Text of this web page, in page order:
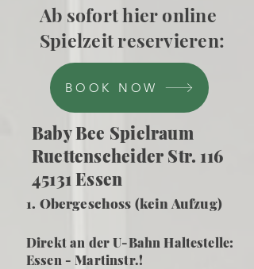
Ab sofort hier online
Spielzeit reservieren:
BOOK NOW
Baby Bee Spielraum
Ruettenscheider Str. 116
45131 Essen
1. Obergeschoss (kein Aufzug)
Direkt an der U-Bahn Haltestelle:
Essen - Martinstr.!